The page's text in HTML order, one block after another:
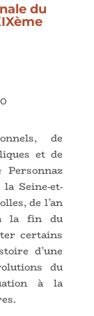
du
de
et de
Personnaz
Seine-et-
de l’an
la fin du
certains
d’une
du
à la